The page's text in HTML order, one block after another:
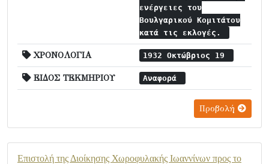
ενέργειες του
Βουλγαρικού Κομιτάτου
κατά τις εκλογές.
ΧΡΟΝΟΛΟΓΙΑ 1932 Οκτώβριος 19
ΕΙΔΟΣ ΤΕΚΜΗΡΙΟΥ Αναφορά
Προβολή
Επιστολή της Διοίκησης Χωροφυλακής Ιωαννίνων προς το